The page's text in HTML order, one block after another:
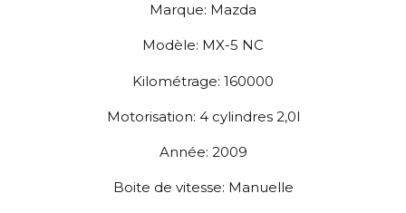
Marque: Mazda
Modèle: MX-5 NC
Kilométrage: 160000
Motorisation: 4 cylindres 2,0l
Année: 2009
Boite de vitesse: Manuelle